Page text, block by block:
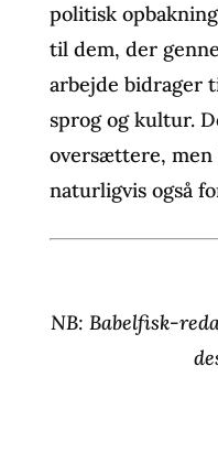
politisk
til dem, der
arbejde bidrager
sprog og kultur.
oversættere,
naturligvis også
NB: Babelfisk-